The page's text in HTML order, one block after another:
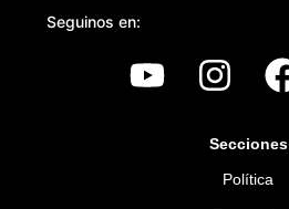
Seguinos en:
Secciones
Política